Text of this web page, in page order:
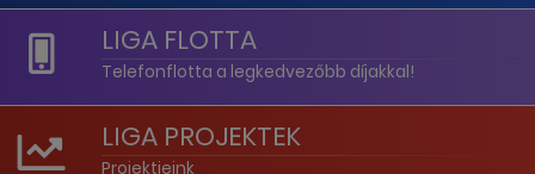
LIGA FLOTTA
Telefonflotta a legkedvezőbb díjakkal!
LIGA PROJEKTEK
Projektjeink